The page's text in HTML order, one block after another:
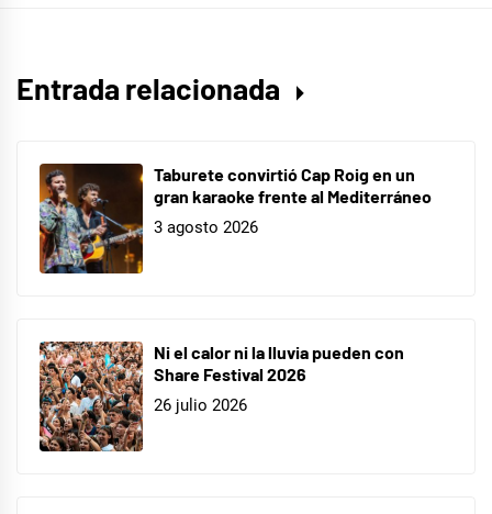
single
Entrada relacionada
Taburete convirtió Cap Roig en un
gran karaoke frente al Mediterráneo
3 agosto 2026
Ni el calor ni la lluvia pueden con
Share Festival 2026
26 julio 2026